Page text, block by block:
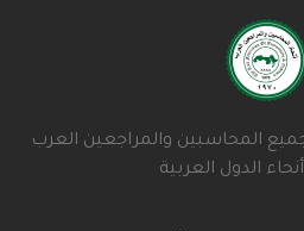
المحاسبين والمراجعين العرب
الدول العربية